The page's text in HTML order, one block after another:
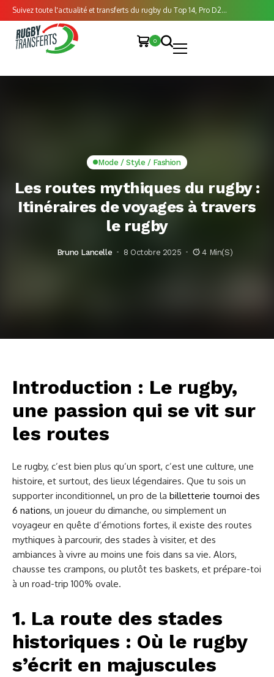
Suivez toute l'actualité et transferts du rugby du Top 14, Pro D2...
0
Mode / Style / Fashion
Les routes mythiques du rugby :
Itinéraires de voyages à travers
le rugby
Bruno Lancelle 8 Octobre 2025 4 Min(s)
Introduction : Le rugby,
une passion qui se vit sur
les routes
Le rugby, c’est bien plus qu’un sport, c’est une culture, une
histoire, et surtout, des lieux légendaires. Que tu sois un
supporter inconditionnel, un pro de la billetterie tournoi des
6 nations, un joueur du dimanche, ou simplement un
voyageur en quête d’émotions fortes, il existe des routes
mythiques à parcourir, des stades à visiter, et des
ambiances à vivre au moins une fois dans sa vie. Alors,
chausse tes crampons, ou plutôt tes baskets, et prépare-toi
à un road-trip 100% ovale.
1. La route des stades
historiques : Où le rugby
s’écrit en majuscules